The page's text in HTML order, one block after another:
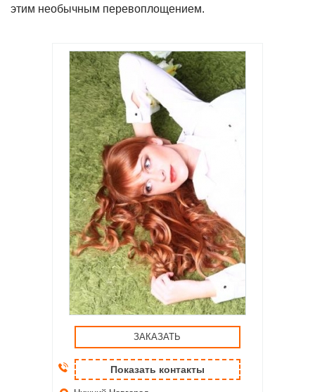
этим необычным перевоплощением.
ЗАКАЗАТЬ
Показать контакты